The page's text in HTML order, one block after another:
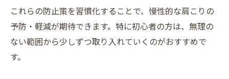
これらの防止策を習慣化することで、慢性的な肩こりの
予防・軽減が期待できます。特に初心者の方は、無理の
ない範囲から少しずつ取り入れていくのがおすすめで
す。